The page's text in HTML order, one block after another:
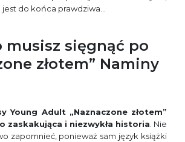
do końca prawdziwa…
musisz sięgnąć po
złotem” Naminy
Young Adult „Naznaczone złotem”
zaskakująca i niezwykła historia . Nie
zapomnieć, ponieważ sam język książki